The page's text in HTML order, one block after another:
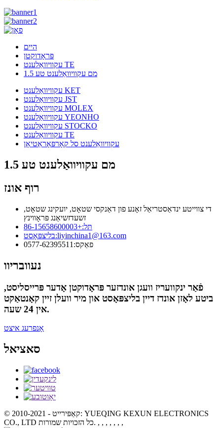
היים
פּראָדוקטן
עקוויוואַלענט TE
1.5 מם עקוויוואַלענט טע
עקוויוואַלענט KET
עקוויוואַלענט JST
עקוויוואַלענט MOLEX
עקוויוואַלענט YEONHO
עקוויוואַלענט STOCKO
עקוויוואַלענט TE
עקוויוואַלענט סל קאָרפּאָראַטיאָן
1.5 מם עקוויוואַלענט טע
רוף אונז
די צווייטע ינדאַסטריאַל זאָנע פון ​​דאַנקסי שטאָט, יועקינג שטאָט,
זשעדזשיאַנג פּראָווינץ
תּל:+86-15658600003
בליצפּאָסט:liyinchina1@163.com
פאַקס: 0577-62395511
נעוובריוו
פֿאַר ינקוועריז וועגן אונדזער פּראָדוקטן אָדער פּרייסליסט,
ביטע לאָזן אונדז דיין בליצפּאָסט און מיר וועלן זיין קאָנטאַקט
אין 24 שעה.
אָנפרעג איצט
סאציאל
© קאַפּירייט - 2010-2021: YUEQING KEXUN ELECTRONICS
CO., LTD כל הזכויות שמורות. , , , , , , ,